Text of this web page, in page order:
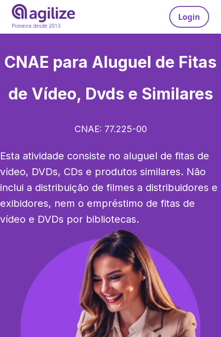
Pioneira desde 2013
Login
CNAE para Aluguel de Fitas
de Vídeo, Dvds e Similares
CNAE: 77.225-00
Esta atividade consiste no aluguel de fitas de
vídeo, DVDs, CDs e produtos similares. Não
inclui a distribuição de filmes a distribuidores e
exibidores, nem o empréstimo de fitas de
vídeo e DVDs por bibliotecas.